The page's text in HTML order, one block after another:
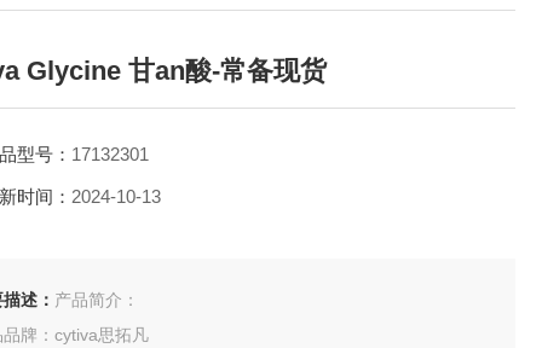
Glycine 甘an酸-常备现货
型号： 17132301
时间： 2024-10-13
述： 产品简介：
牌：cytiva思拓凡